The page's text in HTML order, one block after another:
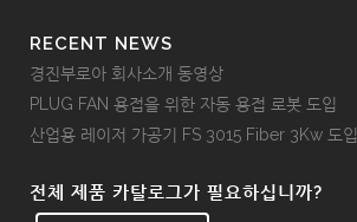
RECENT NEWS
경진부로아 회사소개 동영상
PLUG FAN 용접을 위한 자동 용접 로봇 도입
산업용 레이저 가공기 FS 3015 Fiber 3Kw 도입
전체 제품 카탈로그가 필요하십니까?